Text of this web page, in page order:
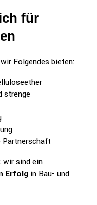
für
Folgendes bieten:
strenge
wir sind ein
Erfolgin Bau- und